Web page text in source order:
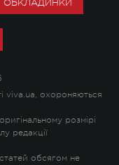
ОБКЛАДИНКИ
viva.ua, охороняються
розмірі
редакції
обсягом не